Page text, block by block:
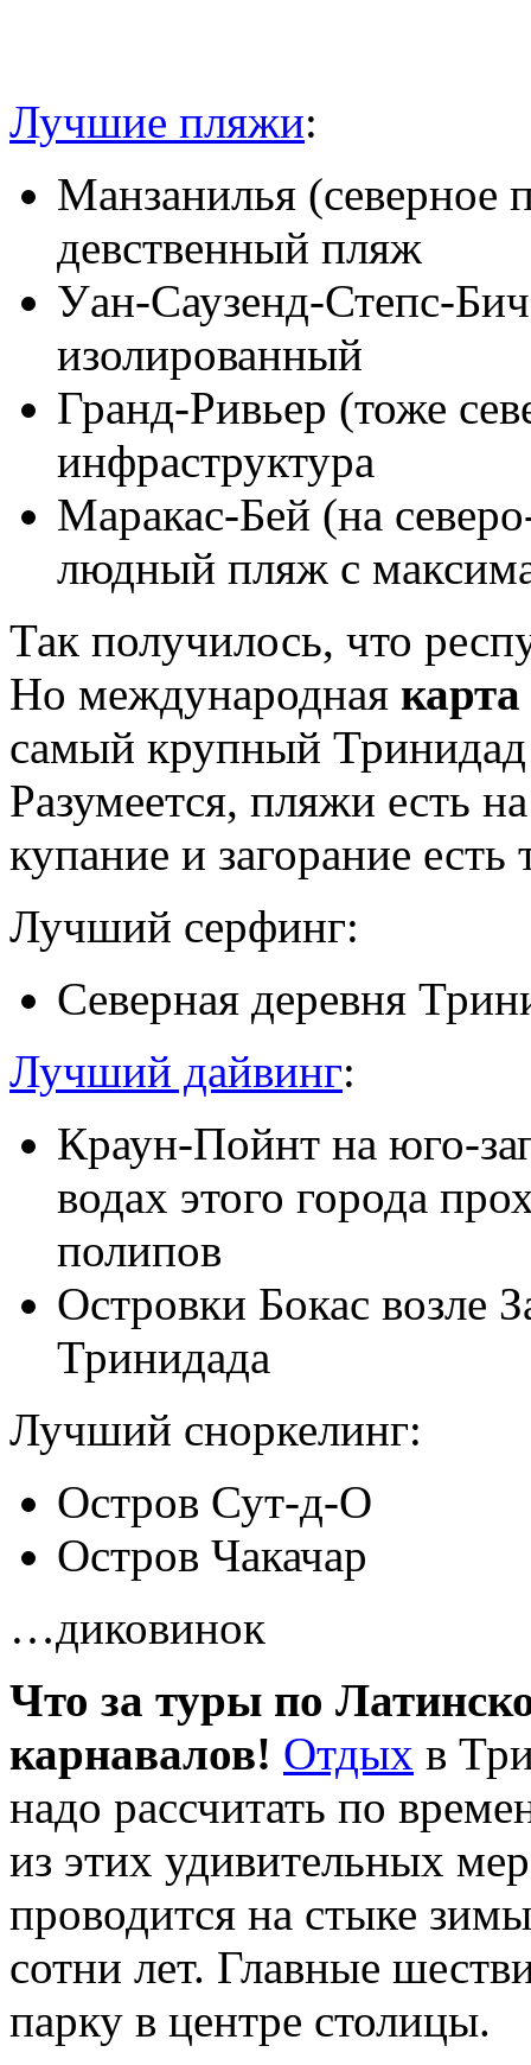
Лучшие пляжи:
Манзанилья (северное
девственный пляж
Уан-Саузенд-Степс-
изолированный
Гранд-Ривьер (тоже
инфраструктура
Маракас-Бей (на
людный пляж с
Так получилось, что
Но международная карта
самый крупный Тринидад
Разумеется, пляжи есть
купание и загорание
Лучший серфинг:
Северная деревня
Лучший дайвинг:
Краун-Пойнт на юго-
водах этого города
полипов
Островки Бокас возле
Тринидада
Лучший сноркелинг:
Остров Сут-д-О
Остров Чакачар
…диковинок
Что за туры по
карнавалов! Отдых в
надо рассчитать по
из этих удивительных
проводится на стыке
сотни лет. Главные
парку в центре столицы.